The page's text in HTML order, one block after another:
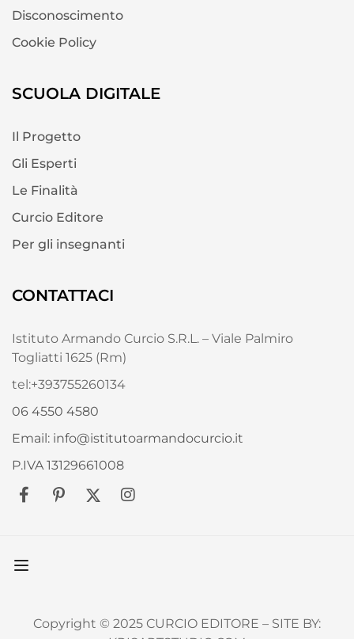
Disconoscimento
Cookie Policy
SCUOLA DIGITALE
Il Progetto
Gli Esperti
Le Finalità
Curcio Editore
Per gli insegnanti
CONTATTACI
Istituto Armando Curcio S.R.L. – Viale Palmiro
Togliatti 1625 (Rm)
tel:+393755260134
06 4550 4580
Email: info@istitutoarmandocurcio.it
P.IVA 13129661008
Copyright © 2025 CURCIO EDITORE – SITE BY: